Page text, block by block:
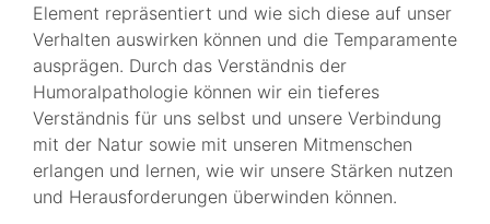
Element repräsentiert und wie sich diese auf unser
Verhalten auswirken können und die Temparamente
ausprägen. Durch das Verständnis der
Humoralpathologie können wir ein tieferes
Verständnis für uns selbst und unsere Verbindung
mit der Natur sowie mit unseren Mitmenschen
erlangen und lernen, wie wir unsere Stärken nutzen
und Herausforderungen überwinden können.